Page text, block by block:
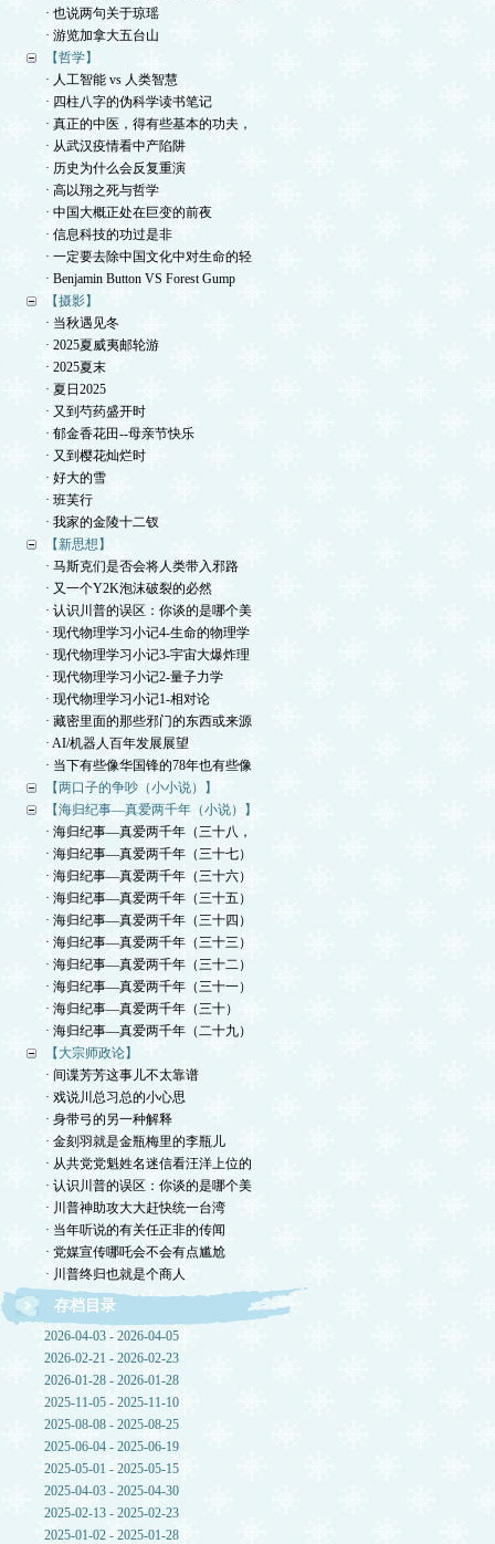
· 也说两句关于琼瑶
· 游览加拿大五台山
【哲学】
· 人工智能 vs 人类智慧
· 四柱八字的伪科学读书笔记
· 真正的中医，得有些基本的功夫，
· 从武汉疫情看中产陷阱
· 历史为什么会反复重演
· 高以翔之死与哲学
· 中国大概正处在巨变的前夜
· 信息科技的功过是非
· 一定要去除中国文化中对生命的轻
· Benjamin Button VS Forest Gump
【摄影】
· 当秋遇见冬
· 2025夏威夷邮轮游
· 2025夏末
· 夏日2025
· 又到芍药盛开时
· 郁金香花田--母亲节快乐
· 又到樱花灿烂时
· 好大的雪
· 班芙行
· 我家的金陵十二钗
【新思想】
· 马斯克们是否会将人类带入邪路
· 又一个Y2K泡沫破裂的必然
· 认识川普的误区：你谈的是哪个美
· 现代物理学习小记4-生命的物理学
· 现代物理学习小记3-宇宙大爆炸理
· 现代物理学习小记2-量子力学
· 现代物理学习小记1-相对论
· 藏密里面的那些邪门的东西或来源
· AI/机器人百年发展展望
· 当下有些像华国锋的78年也有些像
【两口子的争吵（小小说）】
【海归纪事—真爱两千年（小说）】
· 海归纪事—真爱两千年（三十八，
· 海归纪事—真爱两千年（三十七）
· 海归纪事—真爱两千年（三十六）
· 海归纪事—真爱两千年（三十五）
· 海归纪事—真爱两千年（三十四）
· 海归纪事—真爱两千年（三十三）
· 海归纪事—真爱两千年（三十二）
· 海归纪事—真爱两千年（三十一）
· 海归纪事—真爱两千年（三十）
· 海归纪事—真爱两千年（二十九）
【大宗师政论】
· 间谍芳芳这事儿不太靠谱
· 戏说川总习总的小心思
· 身带弓的另一种解释
· 金刻羽就是金瓶梅里的李瓶儿
· 从共党党魁姓名迷信看汪洋上位的
· 认识川普的误区：你谈的是哪个美
· 川普神助攻大大赶快统一台湾
· 当年听说的有关任正非的传闻
· 党媒宣传哪吒会不会有点尴尬
· 川普终归也就是个商人
存档目录
2026-04-03 - 2026-04-05
2026-02-21 - 2026-02-23
2026-01-28 - 2026-01-28
2025-11-05 - 2025-11-10
2025-08-08 - 2025-08-25
2025-06-04 - 2025-06-19
2025-05-01 - 2025-05-15
2025-04-03 - 2025-04-30
2025-02-13 - 2025-02-23
2025-01-02 - 2025-01-28